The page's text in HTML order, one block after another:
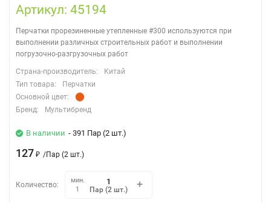
Артикул: 45194
Перчатки прорезиненные утепленные #300 ​используются при
выполнении различных строительных работ и выполнении
погрузочно-разгрузочных работ
Страна-производитель:
Китай
Тип товара:
Перчатки
Основной цвет:
Бренд:
Мультибренд
В наличии - 391 Пар (2 шт.)
127 ₽ /Пар (2 шт.)
Количество:
мин.
1
Пар (2 шт.)